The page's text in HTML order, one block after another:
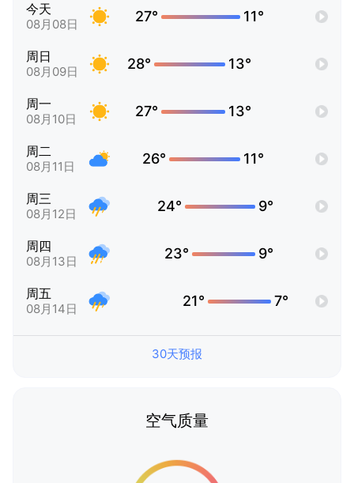
今天
08月08日 27° 11°
周日
08月09日 28° 13°
周一
08月10日 27° 13°
周二
08月11日 26° 11°
周三
08月12日 24° 9°
周四
08月13日 23° 9°
周五
08月14日 21° 7°
30天预报
空气质量